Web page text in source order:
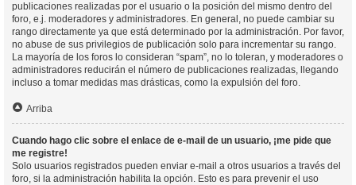
publicaciones realizadas por el usuario o la posición del mismo dentro del
foro, e.j. moderadores y administradores. En general, no puede cambiar su
rango directamente ya que está determinado por la administración. Por favor,
no abuse de sus privilegios de publicación solo para incrementar su rango.
La mayoría de los foros lo consideran “spam”, no lo toleran, y moderadores o
administradores reducirán el número de publicaciones realizadas, llegando
incluso a tomar medidas mas drásticas, como la expulsión del foro.
Arriba
Cuando hago clic sobre el enlace de e-mail de un usuario, ¡me pide que
me registre!
Solo usuarios registrados pueden enviar e-mail a otros usuarios a través del
foro, si la administración habilita la opción. Esto es para prevenir el uso